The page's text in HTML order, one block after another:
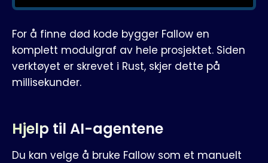
For å finne død kode bygger Fallow en
komplett modulgraf av hele prosjektet. Siden
verktøyet er skrevet i Rust, skjer dette på
millisekunder.
Hjelp til AI-agentene
Du kan velge å bruke Fallow som et manuelt